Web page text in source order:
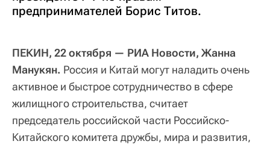
предпринимателей Борис Титов.
ПЕКИН, 22 октября — РИА Новости, Жанна
Манукян. Россия и Китай могут наладить очень
активное и быстрое сотрудничество в сфере
жилищного строительства, считает
председатель российской части Российско-
Китайского комитета дружбы, мира и развития,